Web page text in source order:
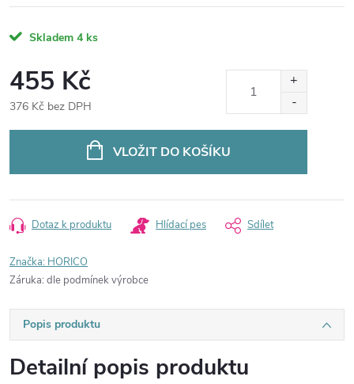
Skladem 4 ks
455 Kč
376 Kč bez DPH
VLOŽIT DO KOŠÍKU
Dotaz k produktu Hlídací pes Sdílet
Značka: HORICO
Záruka: dle podmínek výrobce
Popis produktu
Detailní popis produktu